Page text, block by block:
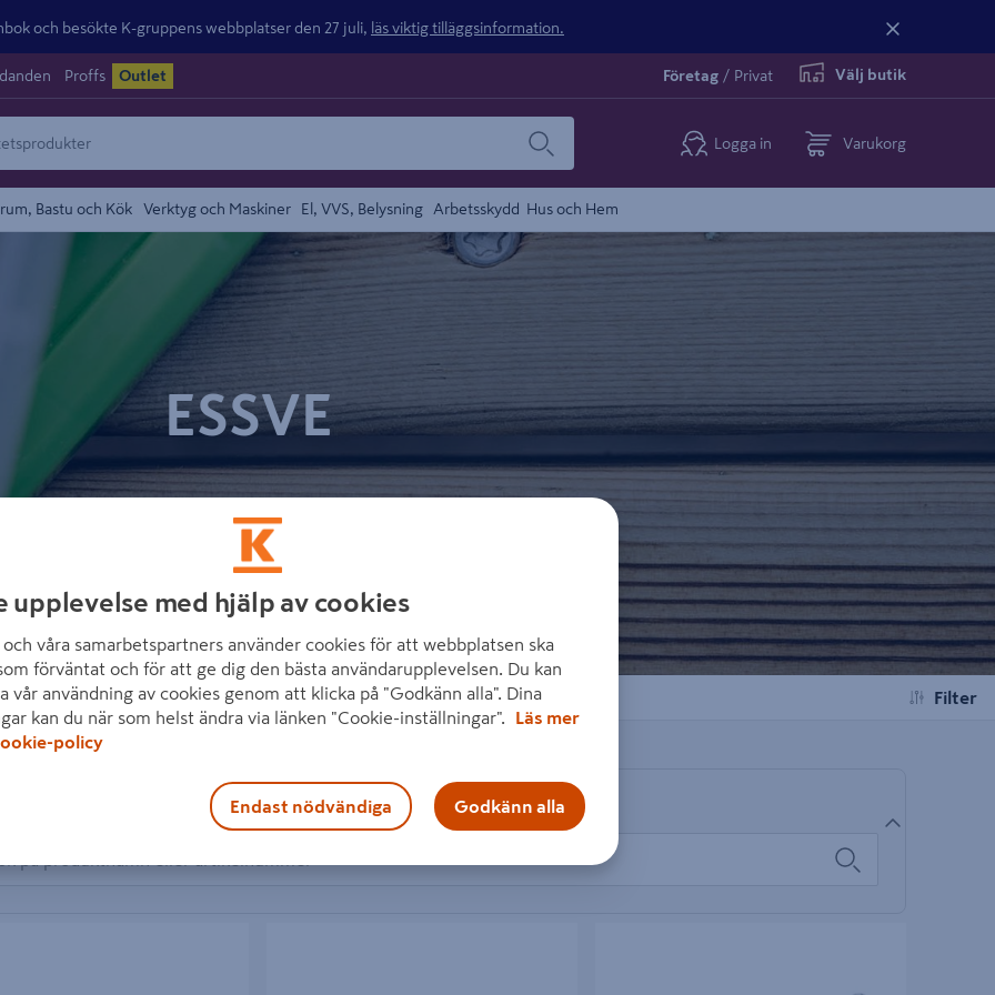
och besökte K-gruppens webbplatser den 27 juli, läs viktig tilläggsinformation.
Proffs Outlet Företag / Privat Välj butik
Logga in Varukorg
Bastu och Kök Verktyg och Maskiner El, VVS, Belysning Arbetsskydd Hus och Hem
ESSVE
Filter
produkter
ESSVE
upplevelse med hjälp av cookies
våra samarbetspartners använder cookies för att webbplatsen ska
förväntat och för att ge dig den bästa användarupplevelsen. Du kan
vår användning av cookies genom att klicka på "Godkänn alla". Dina
kan du när som helst ändra via länken "Cookie-inställningar".
Läs mer
policy
Endast nödvändiga Godkänn alla